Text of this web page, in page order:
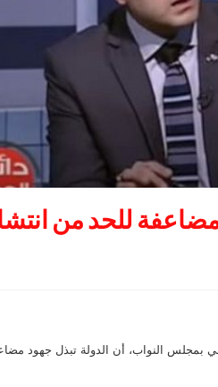
للحد من
بمجلس النواب، أن الدولة تبذل جهود